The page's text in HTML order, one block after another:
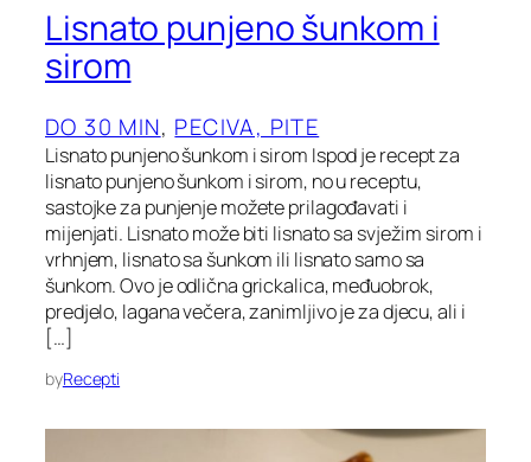
Lisnato punjeno šunkom i
sirom
DO 30 MIN, PECIVA, PITE
Lisnato punjeno šunkom i sirom Ispod je recept za
lisnato punjeno šunkom i sirom, no u receptu,
sastojke za punjenje možete prilagođavati i
mijenjati. Lisnato može biti lisnato sa svježim sirom i
vrhnjem, lisnato sa šunkom ili lisnato samo sa
šunkom. Ovo je odlična grickalica, međuobrok,
predjelo, lagana večera, zanimljivo je za djecu, ali i
[…]
byRecepti